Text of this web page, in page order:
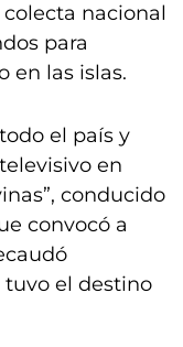
nacional
para
en las islas.
el país y
en
conducido
convocó a
el destino